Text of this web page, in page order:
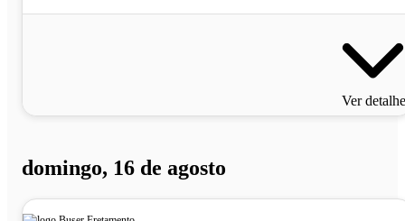
Ver
domingo, 16 de agosto